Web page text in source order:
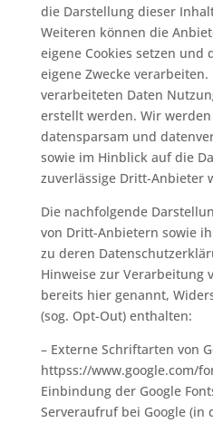
die Darstellung dieser
Weiteren können die
eigene Cookies setzen
eigene Zwecke
verarbeiteten Daten
erstellt werden. Wir
datensparsam und
sowie im Hinblick auf die
zuverlässige Dritt-Anbieter
Die nachfolgende
von Dritt-Anbietern sowie
zu deren
Hinweise zur Verarbeitung
bereits hier genannt,
(sog. Opt-Out) enthalten:
– Externe Schriftarten von
httpss://www.google.com/
Einbindung der Google
Serveraufruf bei Google (in